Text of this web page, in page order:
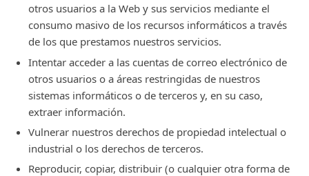
otros usuarios a la Web y sus servicios mediante el
consumo masivo de los recursos informáticos a través
de los que prestamos nuestros servicios.
Intentar acceder a las cuentas de correo electrónico de
otros usuarios o a áreas restringidas de nuestros
sistemas informáticos o de terceros y, en su caso,
extraer información.
Vulnerar nuestros derechos de propiedad intelectual o
industrial o los derechos de terceros.
Reproducir, copiar, distribuir (o cualquier otra forma de